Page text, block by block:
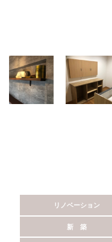
リノベーション
新 築